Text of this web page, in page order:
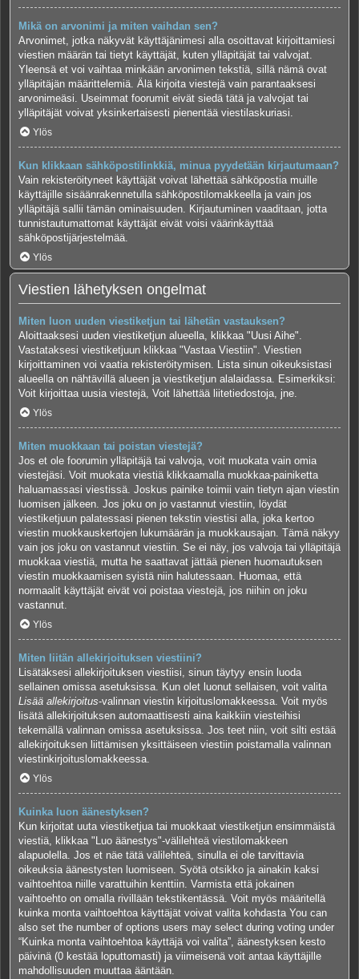
Mikä on arvonimi ja miten vaihdan sen?
Arvonimet, jotka näkyvät käyttäjänimesi alla osoittavat kirjoittamiesi
viestien määrän tai tietyt käyttäjät, kuten ylläpitäjät tai valvojat.
Yleensä et voi vaihtaa minkään arvonimen tekstiä, sillä nämä ovat
ylläpitäjän määrittelemiä. Älä kirjoita viestejä vain parantaaksesi
arvonimeäsi. Useimmat foorumit eivät siedä tätä ja valvojat tai
ylläpitäjät voivat yksinkertaisesti pienentää viestilaskuriasi.
Ylös
Kun klikkaan sähköpostilinkkiä, minua pyydetään kirjautumaan?
Vain rekisteröityneet käyttäjät voivat lähettää sähköpostia muille
käyttäjille sisäänrakennetulla sähköpostilomakkeella ja vain jos
ylläpitäjä sallii tämän ominaisuuden. Kirjautuminen vaaditaan, jotta
tunnistautumattomat käyttäjät eivät voisi väärinkäyttää
sähköpostijärjestelmää.
Ylös
Viestien lähetyksen ongelmat
Miten luon uuden viestiketjun tai lähetän vastauksen?
Aloittaaksesi uuden viestiketjun alueella, klikkaa "Uusi Aihe".
Vastataksesi viestiketjuun klikkaa "Vastaa Viestiin". Viestien
kirjoittaminen voi vaatia rekisteröitymisen. Lista sinun oikeuksistasi
alueella on nähtävillä alueen ja viestiketjun alalaidassa. Esimerkiksi:
Voit kirjoittaa uusia viestejä, Voit lähettää liitetiedostoja, jne.
Ylös
Miten muokkaan tai poistan viestejä?
Jos et ole foorumin ylläpitäjä tai valvoja, voit muokata vain omia
viestejäsi. Voit muokata viestiä klikkaamalla muokkaa-painiketta
haluamassasi viestissä. Joskus painike toimii vain tietyn ajan viestin
luomisen jälkeen. Jos joku on jo vastannut viestiin, löydät
viestiketjuun palatessasi pienen tekstin viestisi alla, joka kertoo
viestin muokkauskertojen lukumäärän ja muokkausajan. Tämä näkyy
vain jos joku on vastannut viestiin. Se ei näy, jos valvoja tai ylläpitäjä
muokkaa viestiä, mutta he saattavat jättää pienen huomautuksen
viestin muokkaamisen syistä niin halutessaan. Huomaa, että
normaalit käyttäjät eivät voi poistaa viestejä, jos niihin on joku
vastannut.
Ylös
Miten liitän allekirjoituksen viestiini?
Lisätäksesi allekirjoituksen viestiisi, sinun täytyy ensin luoda
sellainen omissa asetuksissa. Kun olet luonut sellaisen, voit valita
Lisää allekirjoitus-valinnan viestin kirjoituslomakkeessa. Voit myös
lisätä allekirjoituksen automaattisesti aina kaikkiin viesteihisi
tekemällä valinnan omissa asetuksissa. Jos teet niin, voit silti estää
allekirjoituksen liittämisen yksittäiseen viestiin poistamalla valinnan
viestinkirjoituslomakkeessa.
Ylös
Kuinka luon äänestyksen?
Kun kirjoitat uuta viestiketjua tai muokkaat viestiketjun ensimmäistä
viestiä, klikkaa "Luo äänestys"-välilehteä viestilomakkeen
alapuolella. Jos et näe tätä välilehteä, sinulla ei ole tarvittavia
oikeuksia äänestysten luomiseen. Syötä otsikko ja ainakin kaksi
vaihtoehtoa niille varattuihin kenttiin. Varmista että jokainen
vaihtoehto on omalla rivillään tekstikentässä. Voit myös määritellä
kuinka monta vaihtoehtoa käyttäjät voivat valita kohdasta You can
also set the number of options users may select during voting under
“Kuinka monta vaihtoehtoa käyttäjä voi valita”, äänestyksen kesto
päivinä (0 kestää loputtomasti) ja viimeisenä voit antaa käyttäjille
mahdollisuuden muuttaa ääntään.